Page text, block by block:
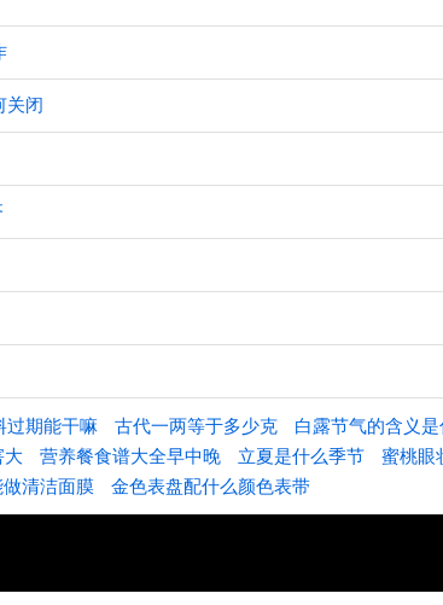
关闭
过期能干嘛 古代一两等于多少克 白露节气的含义是
大
营养餐食谱大全早中晚 立夏是什么季节 蜜桃眼
清洁面膜 金色表盘配什么颜色表带